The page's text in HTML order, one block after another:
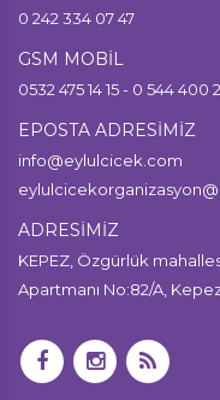
0 242 334 07 47
GSM MOBİL
0532 475 14 15 - 0 544 400
EPOSTA ADRESİMİZ
info@eylulcicek.com
ADRESİMİZ
KEPEZ, Özgürlük
Apartmanı No:82/A,